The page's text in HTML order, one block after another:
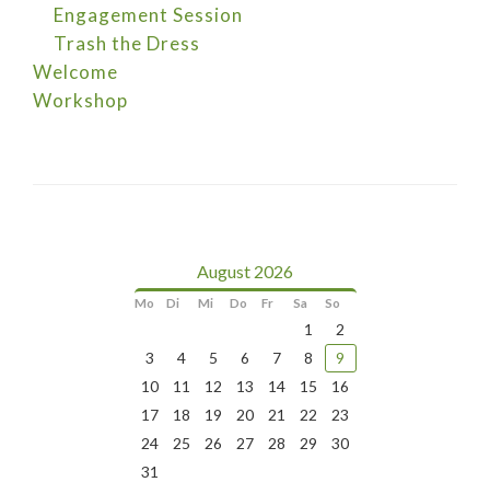
Engagement Session
Trash the Dress
Welcome
Workshop
August 2026
Mo Di Mi Do Fr Sa So
1
2
3
4 5 6 7 8
9
10
11 12 13 14 15
16
17
18 19 20 21 22
23
24
25 26 27 28 29
30
31